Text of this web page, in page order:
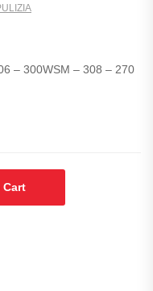
– 300WSM – 308 – 270